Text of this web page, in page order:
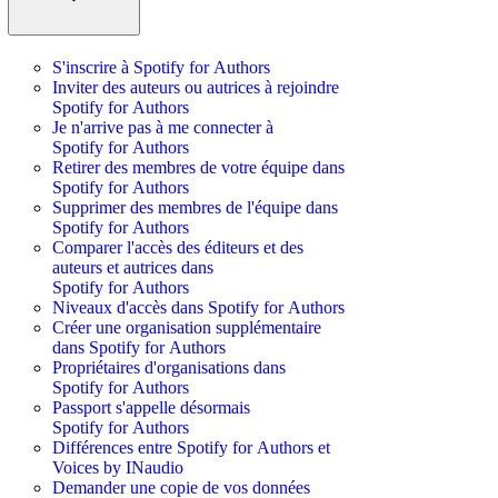
S'inscrire à Spotify for Authors
Inviter des auteurs ou autrices à rejoindre
Spotify for Authors
Je n'arrive pas à me connecter à
Spotify for Authors
Retirer des membres de votre équipe dans
Spotify for Authors
Supprimer des membres de l'équipe dans
Spotify for Authors
Comparer l'accès des éditeurs et des
auteurs et autrices dans
Spotify for Authors
Niveaux d'accès dans Spotify for Authors
Créer une organisation supplémentaire
dans Spotify for Authors
Propriétaires d'organisations dans
Spotify for Authors
Passport s'appelle désormais
Spotify for Authors
Différences entre Spotify for Authors et
Voices by INaudio
Demander une copie de vos données